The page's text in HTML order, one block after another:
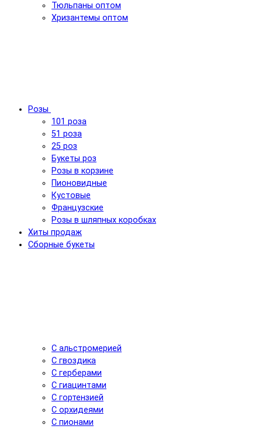
Тюльпаны оптом
Хризантемы оптом
Розы
101 роза
51 роза
25 роз
Букеты роз
Розы в корзине
Пионовидные
Кустовые
Французские
Розы в шляпных коробках
Хиты продаж
Сборные букеты
С альстромерией
С гвоздика
С герберами
С гиацинтами
С гортензией
С орхидеями
С пионами